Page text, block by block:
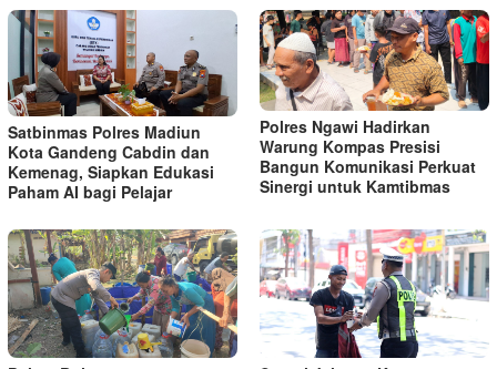
Satbinmas Polres Madiun
Kota Gandeng Cabdin dan
Kemenag, Siapkan Edukasi
Paham AI bagi Pelajar
Polres Ngawi Hadirkan
Warung Kompas Presisi
Bangun Komunikasi Perkuat
Sinergi untuk Kamtibmas